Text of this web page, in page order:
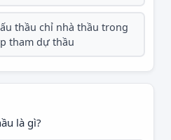
thầu chỉ nhà thầu trong
tham dự thầu
là gì?